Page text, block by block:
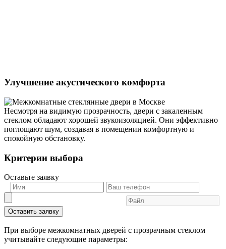
Улучшение акустического комфорта
Несмотря на видимую прозрачность, двери с закаленным
стеклом обладают хорошей звукоизоляцией. Они эффективно
поглощают шум, создавая в помещении комфортную и
спокойную обстановку.
Критерии выбора
Оставьте заявку
Оставить заявку
При выборе межкомнатных дверей с прозрачным стеклом
учитывайте следующие параметры: